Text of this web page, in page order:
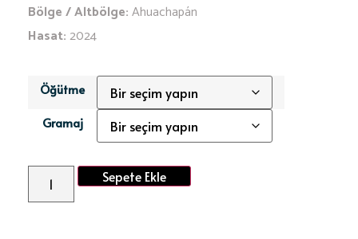
Bölge / Altbölge:Ahuachapán
Hasat:2024
Öğütme
Gramaj
Sepete Ekle